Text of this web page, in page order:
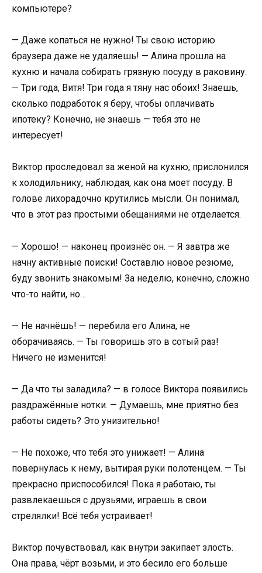
компьютере?
— Даже копаться не нужно! Ты свою историю
браузера даже не удаляешь! — Алина прошла на
кухню и начала собирать грязную посуду в раковину.
— Три года, Витя! Три года я тяну нас обоих! Знаешь,
сколько подработок я беру, чтобы оплачивать
ипотеку? Конечно, не знаешь — тебя это не
интересует!
Виктор проследовал за женой на кухню, прислонился
к холодильнику, наблюдая, как она моет посуду. В
голове лихорадочно крутились мысли. Он понимал,
что в этот раз простыми обещаниями не отделается.
— Хорошо! — наконец произнёс он. — Я завтра же
начну активные поиски! Составлю новое резюме,
буду звонить знакомым! За неделю, конечно, сложно
что-то найти, но…
— Не начнёшь! — перебила его Алина, не
оборачиваясь. — Ты говоришь это в сотый раз!
Ничего не изменится!
— Да что ты заладила? — в голосе Виктора появились
раздражённые нотки. — Думаешь, мне приятно без
работы сидеть? Это унизительно!
— Не похоже, что тебя это унижает! — Алина
повернулась к нему, вытирая руки полотенцем. — Ты
прекрасно приспособился! Пока я работаю, ты
развлекаешься с друзьями, играешь в свои
стрелялки! Всё тебя устраивает!
Виктор почувствовал, как внутри закипает злость.
Она права, чёрт возьми, и это бесило его больше